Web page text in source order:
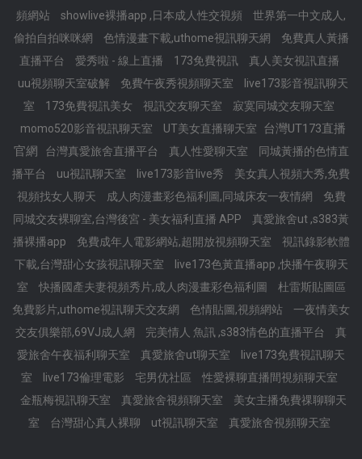
頻網站
showlive裸播app ,日本成人性交視頻
世界第一中文成人,
偷拍自拍咪咪網
色情漫畫下載,uthome視訊聊天網
免費真人黃播
直播平台
愛秀啦 - 線上直播 173免費視訊
真人美女視訊直播
uu視頻聊天室破解
免費午夜秀視頻聊天室
live173影音視訊聊天
室
173免費視訊美女 視訊交友聊天室
寂寞同城交友聊天室
momo520影音視訊聊天室
UT美女直播聊天室
台灣UT173直播
官網
台灣真愛旅舍直播平台 真人性愛聊天室
同城黃播的色情直
播平台
uu視訊聊天室 live173影音live秀
美女真人視頻大秀,免費
視頻找女人聊天
成人肉漫畫彩色福利圖,同城床友一夜情網
免費
同城交友裸聊室,台灣後宮 - 美女福利直播 APP
真愛旅舍ut ,s383黃
播裸播app
免費成年人電影網站,超開放視頻聊天室
視訊錄影軟體
下載,台灣甜心女孩視訊聊天室
live173色黃直播app ,快播午夜聊天
室
快播國產夫妻視頻秀片,成人肉漫畫彩色福利圖
杜雷斯貼圖區
免費影片,uthome視訊聊天交友網
色情貼圖,視頻網站
一夜情美女
交友俱樂部,69VJ成人網
完美情人 魚訊 ,s383情色的直播平台
真
愛旅舍午夜福利聊天室
真愛旅舍ut聊天室
live173免費視訊聊天
室
live173倫理電影 宅男优社區
性愛裸聊直播間視頻聊天室
金瓶梅視訊聊天室
真愛旅舍視頻聊天室
美女主播免費祼聊聊天
室
台灣甜心真人裸聊 ut視訊聊天室 真愛旅舍視頻聊天室